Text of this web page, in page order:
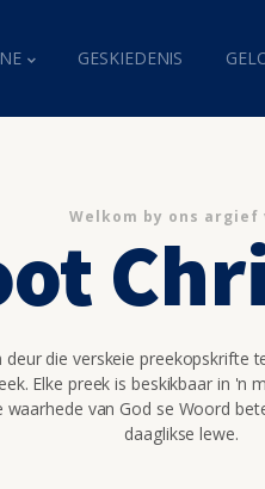
GESKIEDENIS
Welkom by ons argief
die verskeie preekopskrifte
Elke preek is beskikbaar in 'n
waarhede van God se Woord
daaglikse lewe.